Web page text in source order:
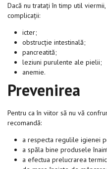
Dacă nu tratați în timp util
complicații:
icter;
obstrucție intestinală;
pancreatită;
leziuni purulente ale pielii;
anemie.
Prevenirea
Pentru ca în viitor să nu vă
recomandă:
a respecta regulile igienei
a spăla bine produsele
a efectua prelucrarea